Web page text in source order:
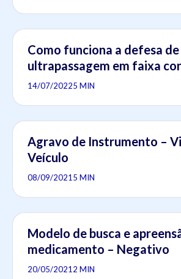
Como funciona a defesa de
ultrapassagem em faixa
14/07/20225 MIN
Agravo de Instrumento –
Veículo
08/09/20215 MIN
Modelo de busca e
medicamento – Negativo
20/05/20212 MIN